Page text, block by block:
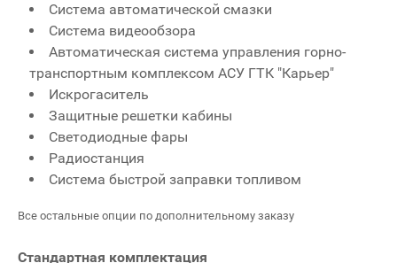
Система автоматической смазки
Система видеообзора
Автоматическая система управления горно-
транспортным комплексом АСУ ГТК "Карьер"
Искрогаситель
Защитные решетки кабины
Светодиодные фары
Радиостанция
Система быстрой заправки топливом
Все остальные опции по дополнительному заказу
Стандартная комплектация